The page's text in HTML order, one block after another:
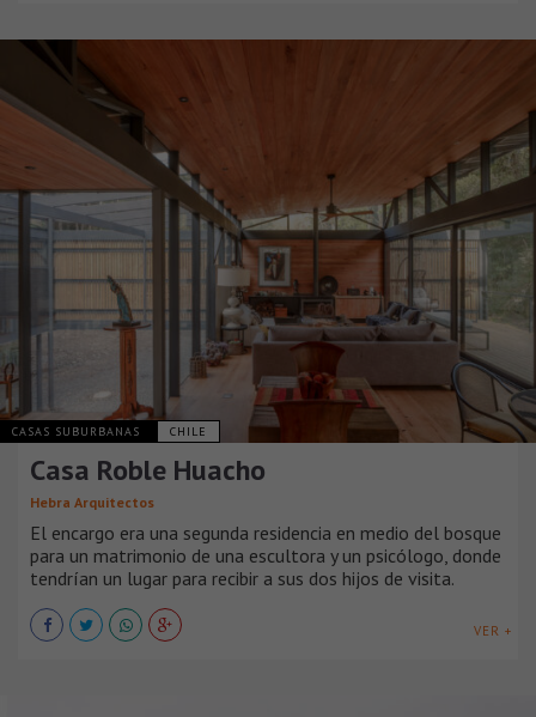
CASAS SUBURBANAS CHILE
Casa Roble Huacho
Hebra Arquitectos
El encargo era una segunda residencia en medio del bosque
para un matrimonio de una escultora y un psicólogo, donde
tendrían un lugar para recibir a sus dos hijos de visita.
VER +